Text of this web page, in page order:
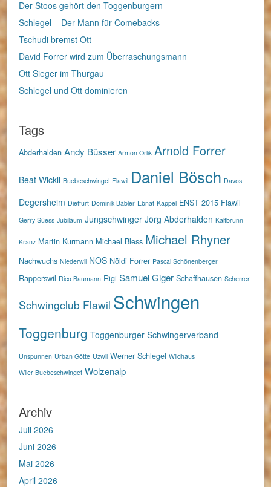
Der Stoos gehört den Toggenburgern
Schlegel – Der Mann für Comebacks
Tschudi bremst Ott
David Forrer wird zum Überraschungsmann
Ott Sieger im Thurgau
Schlegel und Ott dominieren
Tags
Abderhalden Andy Büsser Armon Orlik Arnold Forrer
Beat Wickli Buebeschwinget Flawil Daniel Bösch Davos
Degersheim Dietfurt Dominik Bäbler Ebnat-Kappel ENST 2015 Flawil
Gerry Süess Jubiläum Jungschwinger Jörg Abderhalden Kaltbrunn
Kranz Martin Kurmann Michael Bless Michael Rhyner
Nachwuchs Niederwil NOS Nöldi Forrer Pascal Schönenberger
Rapperswil Rico Baumann Rigi Samuel Giger Schaffhausen Scherrer
Schwingclub Flawil Schwingen
Toggenburg Toggenburger Schwingerverband
Unspunnen Urban Götte Uzwil Werner Schlegel Wildhaus
Wiler Buebeschwinget Wolzenalp
Archiv
Juli 2026
Juni 2026
Mai 2026
April 2026